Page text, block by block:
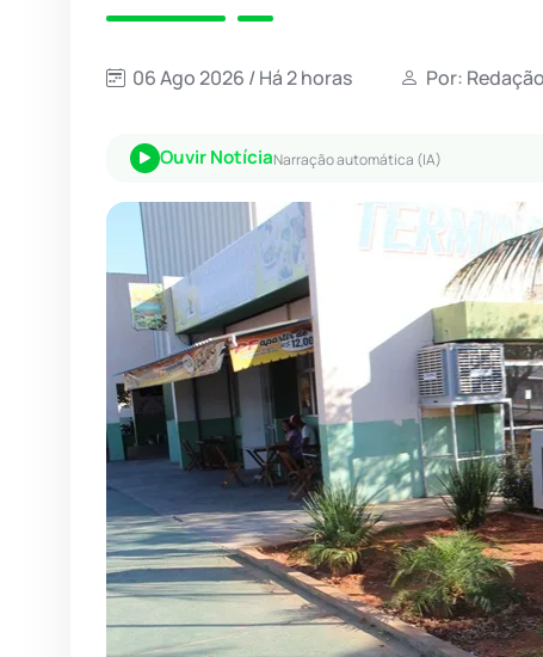
06 Ago 2026 / Há 2 horas Por:
Ouvir NotíciaNarração automática (IA)